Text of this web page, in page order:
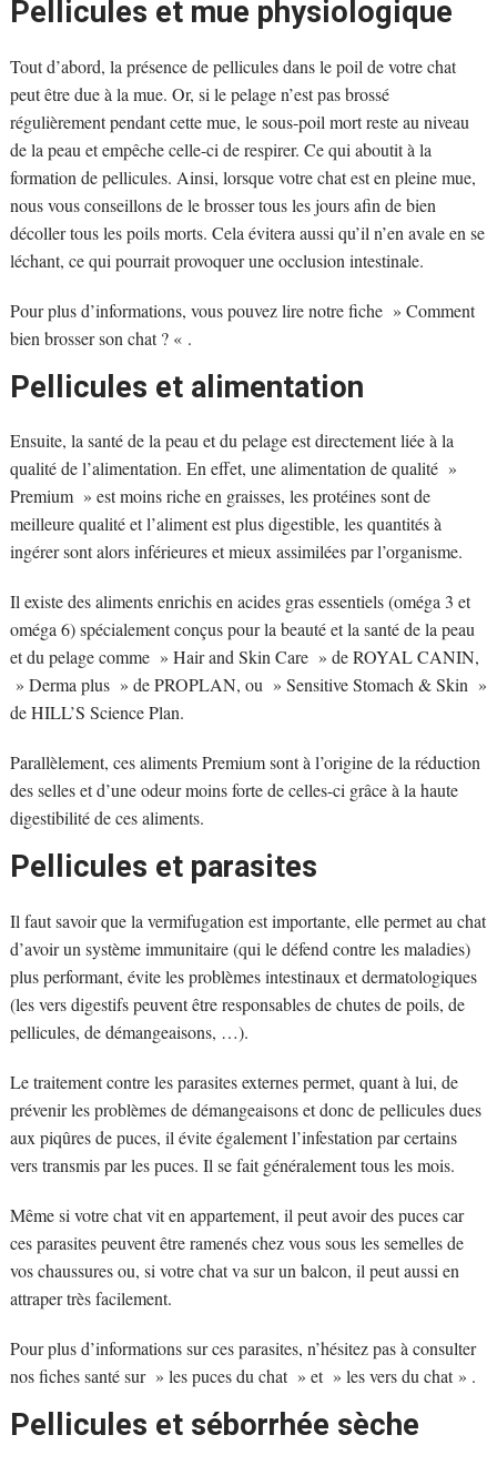
Pellicules et mue physiologique
Tout d’abord, la présence de pellicules dans le poil de votre chat
peut être due à la mue. Or, si le pelage n’est pas brossé
régulièrement pendant cette mue, le sous-poil mort reste au niveau
de la peau et empêche celle-ci de respirer. Ce qui aboutit à la
formation de pellicules. Ainsi, lorsque votre chat est en pleine mue,
nous vous conseillons de le brosser tous les jours afin de bien
décoller tous les poils morts. Cela évitera aussi qu’il n’en avale en se
léchant, ce qui pourrait provoquer une occlusion intestinale.
Pour plus d’informations, vous pouvez lire notre fiche » Comment
bien brosser son chat ? « .
Pellicules et alimentation
Ensuite, la santé de la peau et du pelage est directement liée à la
qualité de l’alimentation. En effet, une alimentation de qualité »
Premium » est moins riche en graisses, les protéines sont de
meilleure qualité et l’aliment est plus digestible, les quantités à
ingérer sont alors inférieures et mieux assimilées par l’organisme.
Il existe des aliments enrichis en acides gras essentiels (oméga 3 et
oméga 6) spécialement conçus pour la beauté et la santé de la peau
et du pelage comme » Hair and Skin Care » de ROYAL CANIN,
» Derma plus » de PROPLAN, ou » Sensitive Stomach & Skin »
de HILL’S Science Plan.
Parallèlement, ces aliments Premium sont à l’origine de la réduction
des selles et d’une odeur moins forte de celles-ci grâce à la haute
digestibilité de ces aliments.
Pellicules et parasites
Il faut savoir que la vermifugation est importante, elle permet au chat
d’avoir un système immunitaire (qui le défend contre les maladies)
plus performant, évite les problèmes intestinaux et dermatologiques
(les vers digestifs peuvent être responsables de chutes de poils, de
pellicules, de démangeaisons, …).
Le traitement contre les parasites externes permet, quant à lui, de
prévenir les problèmes de démangeaisons et donc de pellicules dues
aux piqûres de puces, il évite également l’infestation par certains
vers transmis par les puces. Il se fait généralement tous les mois.
Même si votre chat vit en appartement, il peut avoir des puces car
ces parasites peuvent être ramenés chez vous sous les semelles de
vos chaussures ou, si votre chat va sur un balcon, il peut aussi en
attraper très facilement.
Pour plus d’informations sur ces parasites, n’hésitez pas à consulter
nos fiches santé sur » les puces du chat » et » les vers du chat » .
Pellicules et séborrhée sèche